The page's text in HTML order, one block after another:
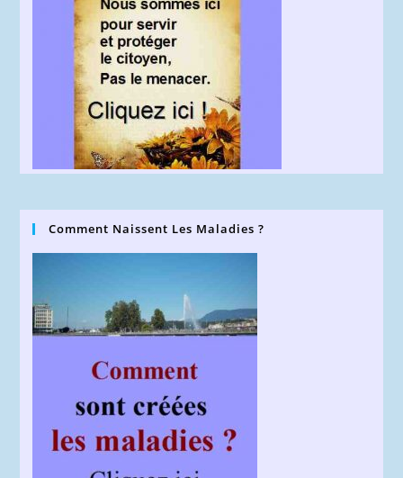
Comment Naissent Les Maladies ?